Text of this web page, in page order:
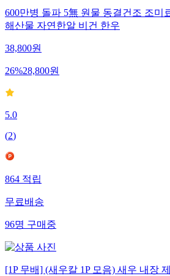
600만병 돌파 5無 원물 동결건조 조미
해산물 자연한알 비건 한우
38,800원
26%28,800원
5.0
(2)
864 적립
무료배송
96명 구매중
[1P 무배] (새우칼 1P 모음) 새우 내장